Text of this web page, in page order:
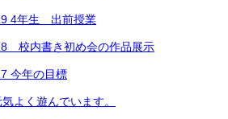
4年生 出前授業
校内書き初め会の作品展示
今年の目標
よく遊んでいます。